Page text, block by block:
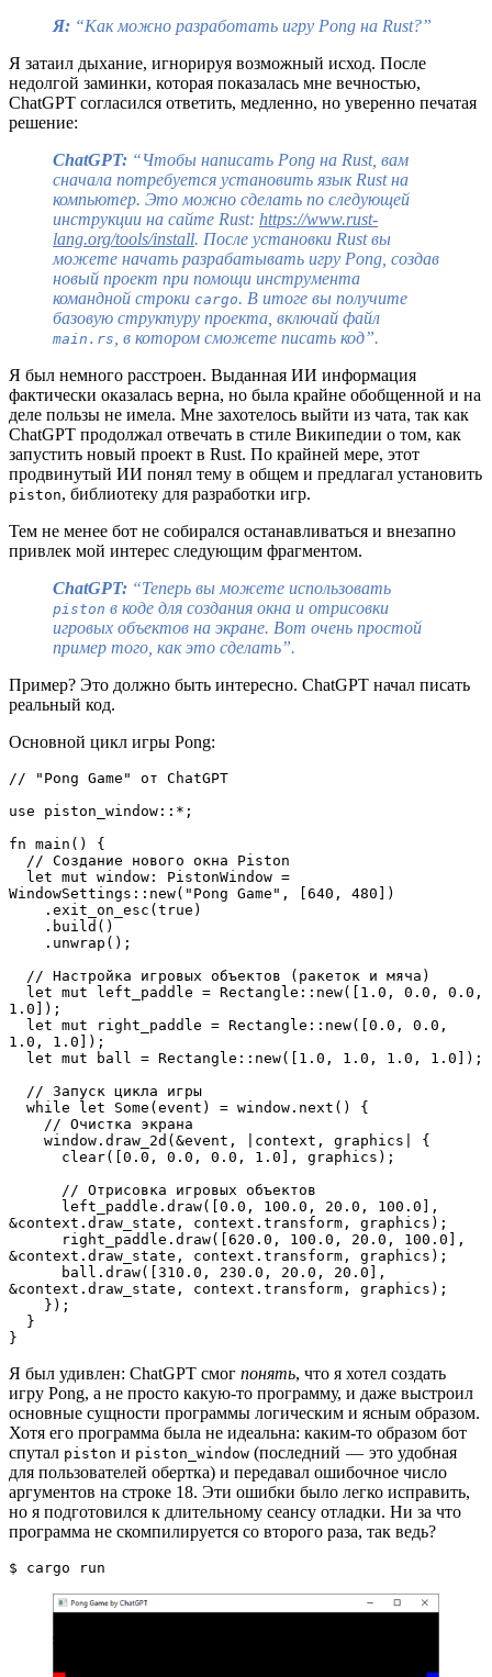
Я: “Как можно разработать игру Pong на Rust?”
Я затаил дыхание, игнорируя возможный исход. После
недолгой заминки, которая показалась мне вечностью,
ChatGPT согласился ответить, медленно, но уверенно печатая
решение:
ChatGPT: “Чтобы написать Pong на Rust, вам
сначала потребуется установить язык Rust на
компьютер. Это можно сделать по следующей
инструкции на сайте Rust: https://www.rust-
lang.org/tools/install. После установки Rust вы
можете начать разрабатывать игру Pong, создав
новый проект при помощи инструмента
командной строки cargo. В итоге вы получите
базовую структуру проекта, включай файл
main.rs , в котором сможете писать код”.
Я был немного расстроен. Выданная ИИ информация
фактически оказалась верна, но была крайне обобщенной и на
деле пользы не имела. Мне захотелось выйти из чата, так как
ChatGPT продолжал отвечать в стиле Википедии о том, как
запустить новый проект в Rust. По крайней мере, этот
продвинутый ИИ понял тему в общем и предлагал установить
piston, библиотеку для разработки игр.
Тем не менее бот не собирался останавливаться и внезапно
привлек мой интерес следующим фрагментом.
ChatGPT: “Теперь вы можете использовать
piston в коде для создания окна и отрисовки
игровых объектов на экране. Вот очень простой
пример того, как это сделать”.
Пример? Это должно быть интересно. ChatGPT начал писать
реальный код.
Основной цикл игры Pong:
// "Pong Game" от ChatGPT
use piston_window::*;
fn main() {
  // Создание нового окна Piston
WindowSettings::new("Pong Game", [640, 480])
    .exit_on_esc(true)
    .build()
    .unwrap();
  // Настройка игровых объектов (ракеток и мяча)
1.0]);
1.0, 1.0]);
  let mut ball = Rectangle::new([1.0, 1.0, 1.0, 1.0]);
  // Запуск цикла игры
  while let Some(event) = window.next() {
    // Очистка экрана
    window.draw_2d(&event, |context, graphics| {
      clear([0.0, 0.0, 0.0, 1.0], graphics);
      // Отрисовка игровых объектов
&context.draw_state, context.transform, graphics);
&context.draw_state, context.transform, graphics);
&context.draw_state, context.transform, graphics);
    });
  }
}
Я был удивлен: ChatGPT смог понять, что я хотел создать
игру Pong, а не просто какую-то программу, и даже выстроил
основные сущности программы логическим и ясным образом.
Хотя его программа была не идеальна: каким-то образом бот
спутал piston и piston_window (последний — это удобная
для пользователей обертка) и передавал ошибочное число
аргументов на строке 18. Эти ошибки было легко исправить,
но я подготовился к длительному сеансу отладки. Ни за что
программа не скомпилируется со второго раза, так ведь?
$ cargo run